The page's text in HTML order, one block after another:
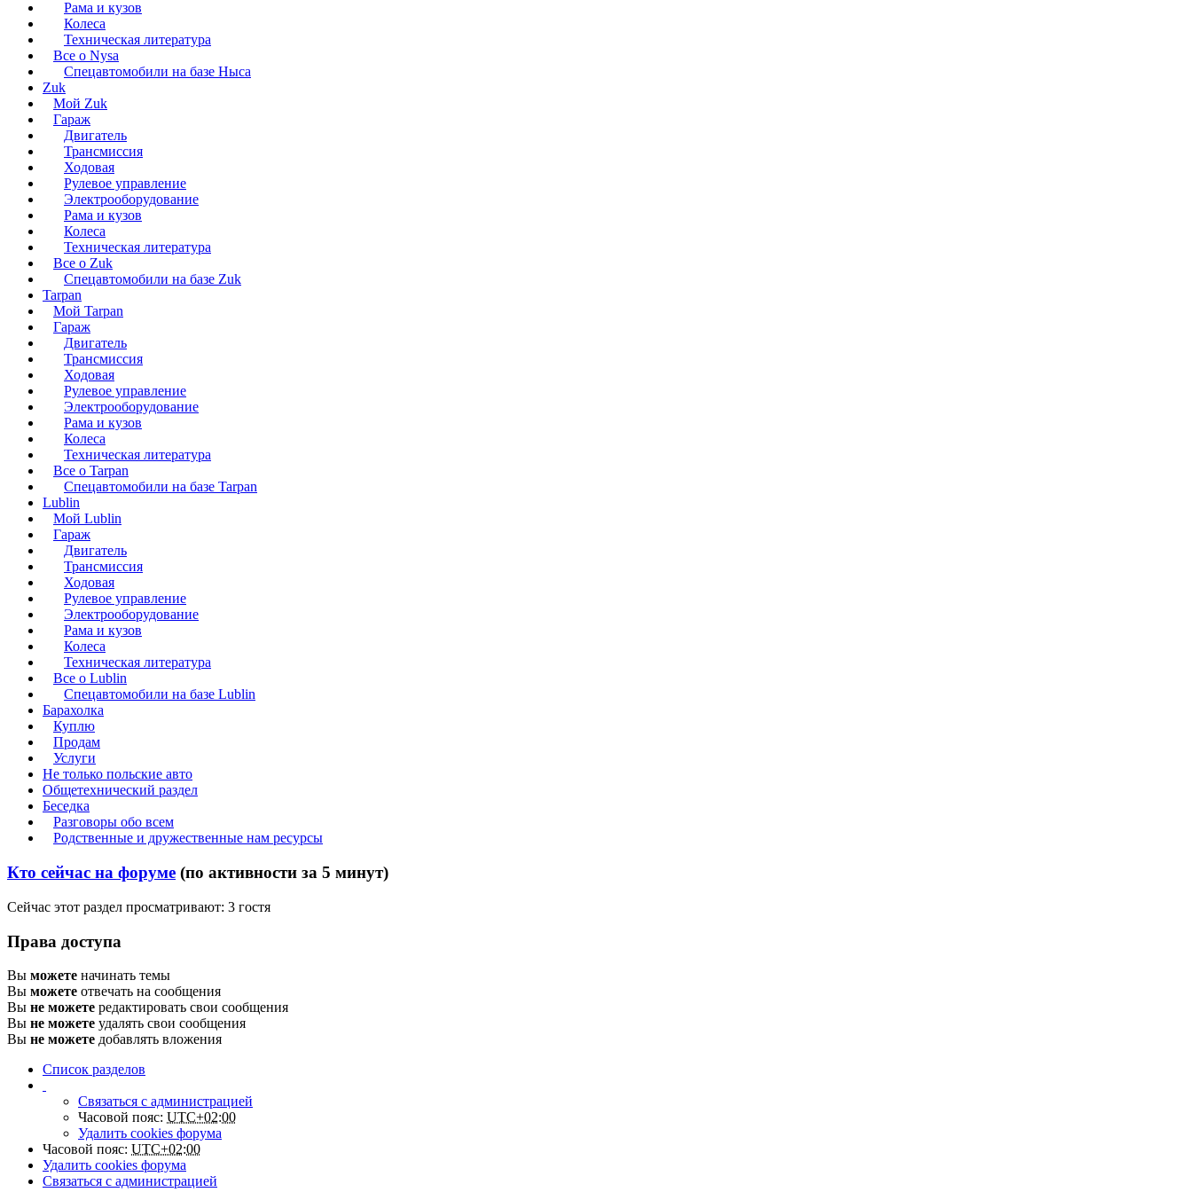
Рама и кузов
Колеса
Техническая литература
Все о Nysa
Спецавтомобили на базе Ныса
Zuk
Мой Zuk
Гараж
Двигатель
Трансмиссия
Ходовая
Рулевое управление
Электрооборудование
Рама и кузов
Колеса
Техническая литература
Все о Zuk
Спецавтомобили на базе Zuk
Tarpan
Мой Tarpan
Гараж
Двигатель
Трансмиссия
Ходовая
Рулевое управление
Электрооборудование
Рама и кузов
Колеса
Техническая литература
Все о Tarpan
Спецавтомобили на базе Tarpan
Lublin
Мой Lublin
Гараж
Двигатель
Трансмиссия
Ходовая
Рулевое управление
Электрооборудование
Рама и кузов
Колеса
Техническая литература
Все о Lublin
Спецавтомобили на базе Lublin
Барахолка
Куплю
Продам
Услуги
Не только польские авто
Общетехнический раздел
Беседка
Разговоры обо всем
Родственные и дружественные нам ресурсы
Кто сейчас на форуме (по активности за 5 минут)
Сейчас этот раздел просматривают: 3 гостя
Права доступа
Вы можете начинать темы
Вы можете отвечать на сообщения
Вы не можете редактировать свои сообщения
Вы не можете удалять свои сообщения
Вы не можете добавлять вложения
Список разделов
Связаться с администрацией
Часовой пояс: UTC+02:00
Удалить cookies форума
Часовой пояс: UTC+02:00
Удалить cookies форума
Связаться с администрацией